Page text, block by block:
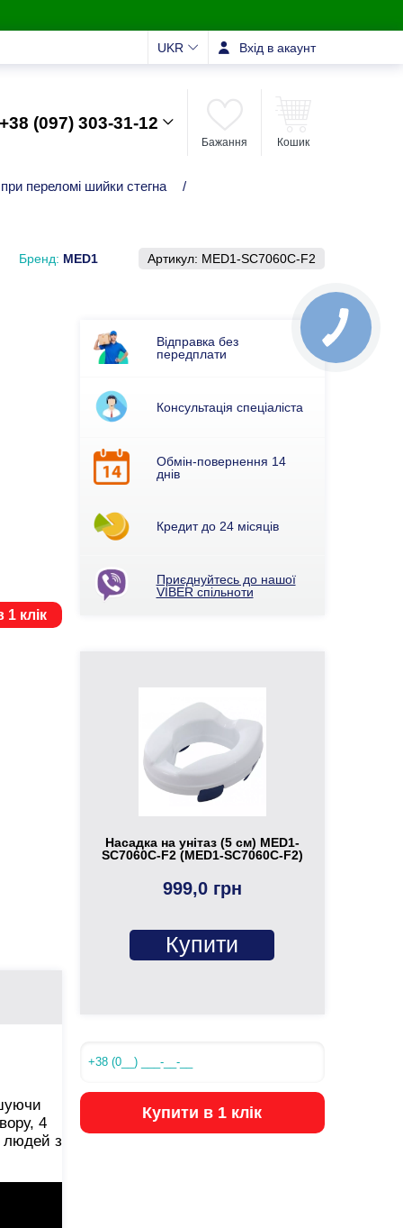
UKR Вхід в акаунт
+38 (097) 303-31-12
Бажання Кошик
переломі шийки стегна
/
Бренд: MED1 Артикул: MED1-SC7060C-F2
1 клік
4
людей з
Відправка без
передплати
Консультація спеціаліста
Обмін-повернення 14
днів
Кредит до 24 місяців
Приєднуйтесь до нашої
VIBER спільноти
Насадка на унітаз (5 см) MED1-
SC7060C-F2 (MED1-SC7060C-F2)
999,0 грн
Купити
Купити в 1 клік